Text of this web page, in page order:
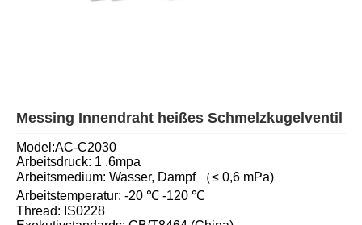
Messing Innendraht heißes Schmelzkugelventil
Model:AC-C2030
Arbeitsdruck: 1 .6mpa
Arbeitsmedium: Wasser, Dampf （≤ 0,6 mPa)
Arbeitstemperatur: -20 ℃ -120 ℃
Thread: IS0228